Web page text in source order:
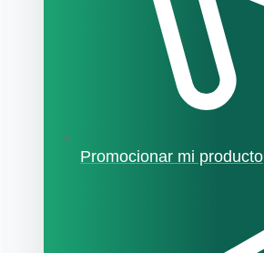
Promocionar mi producto